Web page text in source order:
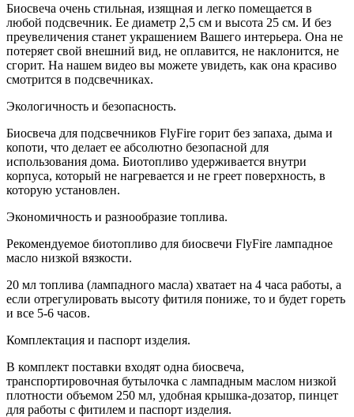
Биосвеча очень стильная, изящная и легко помещается в
любой подсвечник. Ее диаметр 2,5 см и высота 25 см. И без
преувеличения станет украшением Вашего интерьера. Она не
потеряет свой внешний вид, не оплавится, не наклонится, не
сгорит. На нашем видео вы можете увидеть, как она красиво
смотрится в подсвечниках.
Экологичность и безопасность.
Биосвеча для подсвечников FlyFire горит без запаха, дыма и
копоти, что делает ее абсолютно безопасной для
использования дома. Биотопливо удерживается внутри
корпуса, который не нагревается и не греет поверхность, в
которую установлен.
Экономичность и разнообразие топлива.
Рекомендуемое биотопливо для биосвечи FlyFire лампадное
масло низкой вязкости.
20 мл топлива (лампадного масла) хватает на 4 часа работы, а
если отрегулировать высоту фитиля пониже, то и будет гореть
и все 5-6 часов.
Комплектация и паспорт изделия.
В комплект поставки входят одна биосвеча,
транспортировочная бутылочка с лампадным маслом низкой
плотности объемом 250 мл, удобная крышка-дозатор, пинцет
для работы с фитилем и паспорт изделия.